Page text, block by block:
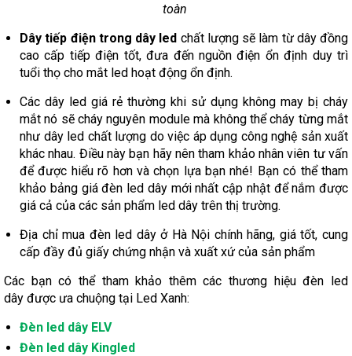
toàn
Dây tiếp điện trong dây led chất lượng sẽ làm từ dây đồng
cao cấp tiếp điện tốt, đưa đến nguồn điện ổn định duy trì
tuổi thọ cho mắt led hoạt động ổn định.
Các dây led giá rẻ thường khi sử dụng không may bị cháy
mắt nó sẽ cháy nguyên module mà không thể cháy từng mắt
như dây led chất lượng do việc áp dụng công nghệ sản xuất
khác nhau. Điều này bạn hãy nên tham khảo nhân viên tư vấn
để được hiểu rõ hơn và chọn lựa bạn nhé! Bạn có thể tham
khảo bảng giá đèn led dây mới nhất cập nhật để nắm được
giá cả của các sản phẩm led dây trên thị trường.
Địa chỉ mua đèn led dây ở Hà Nội chính hãng, giá tốt, cung
cấp đầy đủ giấy chứng nhận và xuất xứ của sản phẩm
Các bạn có thể tham khảo thêm các thương hiệu đèn led
dây được ưa chuộng tại Led Xanh:
Đèn led dây ELV
Đèn led dây Kingled